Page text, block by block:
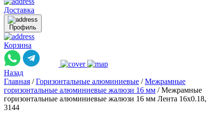
Доставка
Профиль
Корзина
Назад
Главная / Горизонтальные алюминиевые / Межрамные
горизонтальные алюминиевые жалюзи 16 мм / Межрамные
горизонтальные алюминиевые жалюзи 16 мм Лента 16x0.18,
3144